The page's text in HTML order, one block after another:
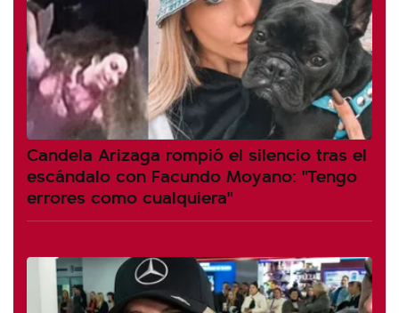
Candela Arizaga rompió el silencio tras el
escándalo con Facundo Moyano: "Tengo
errores como cualquiera"